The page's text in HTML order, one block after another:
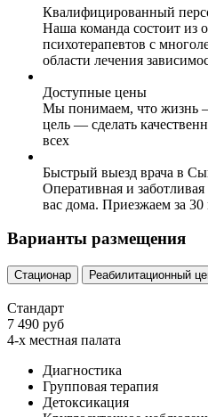
Квалифицированный
Наша команда состоит из
психотерапевтов с
области лечения
Доступные цены
Мы понимаем, что жизнь
цель — сделать
всех
Быстрый выезд врача в
Оперативная и
вас дома. Приезжаем за
Варианты размещения
Стационар Реабилитационный
Стандарт
7 490 руб
4-х местная палата
Диагностика
Групповая терапия
Детоксикация